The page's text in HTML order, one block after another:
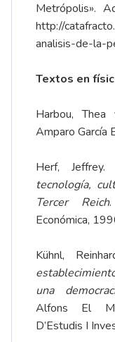
Metrópolis».
http://
analisis-de-la-
Textos en
Harbou, Thea
Amparo García
Herf, Jeffrey.
tecnología,
Tercer Reich
Económica,
Kühnl,
una
Alfons El
D’Estudis I